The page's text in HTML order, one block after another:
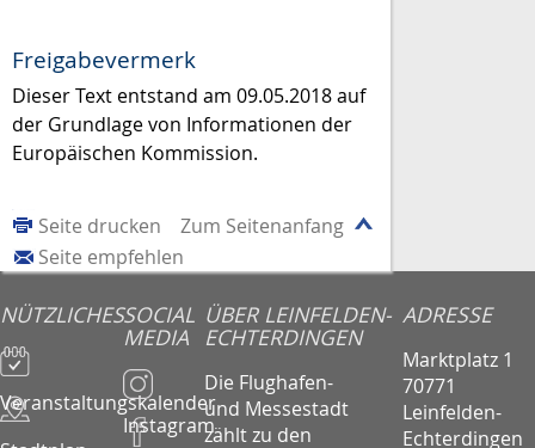
Freigabevermerk
Dieser Text entstand am 09.05.2018 auf
der Grundlage von Informationen der
Europäischen Kommission.
Zum Seitenanfang
Seite drucken
Seite empfehlen
NÜTZLICHES
Veranstaltungskalender
SOCIAL
MEDIA
Instagram
ÜBER LEINFELDEN-
ECHTERDINGEN
Die Flughafen-
und Messestadt
zählt zu den
ADRESSE
Marktplatz 1
70771
Leinfelden-
Echterdingen